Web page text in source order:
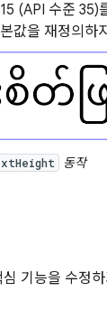
(API 수준 35)
값을 재정의하
동작
기능을 수정